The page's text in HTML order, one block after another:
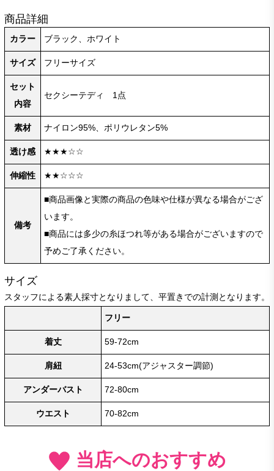
商品詳細
カラー ブラック、ホワイト
サイズ フリーサイズ
セット
内容
セクシーテディ 1点
素材 ナイロン95%、ポリウレタン5%
透け感 ★★★☆☆
伸縮性 ★★☆☆☆
備考
■商品画像と実際の商品の色味や仕様が異なる場合がござ
います。
■商品には多少の糸ほつれ等がある場合がございますので
予めご了承ください。
サイズ
スタッフによる素人採寸となりまして、平置きでの計測となります。
フリー
着丈 59-72cm
肩紐 24-53cm(アジャスター調節)
アンダーバスト 72-80cm
ウエスト 70-82cm
当店へのおすすめ